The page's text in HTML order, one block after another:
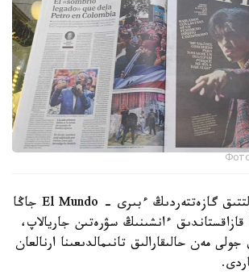
ەلدەگى ەڭ ءىرى ۇلتتىق گازەتتەردىڭ ءبىرى - El Mundo جاڭا
قازاقستاندىق ءانشىنىڭ سۋرەتىن جاريالاپ،
مەن حالىقارالىق تانىمالدىعىنا ارنالعان